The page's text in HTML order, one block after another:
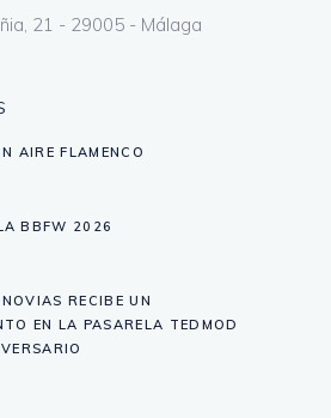
21 - 29005 - Málaga
AIRE FLAMENCO
BBFW 2026
RECIBE UN
EN LA PASARELA TEDMOD